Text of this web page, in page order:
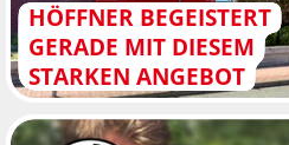
HÖFFNER BEGEISTERT
GERADE MIT DIESEM
STARKEN ANGEBOT